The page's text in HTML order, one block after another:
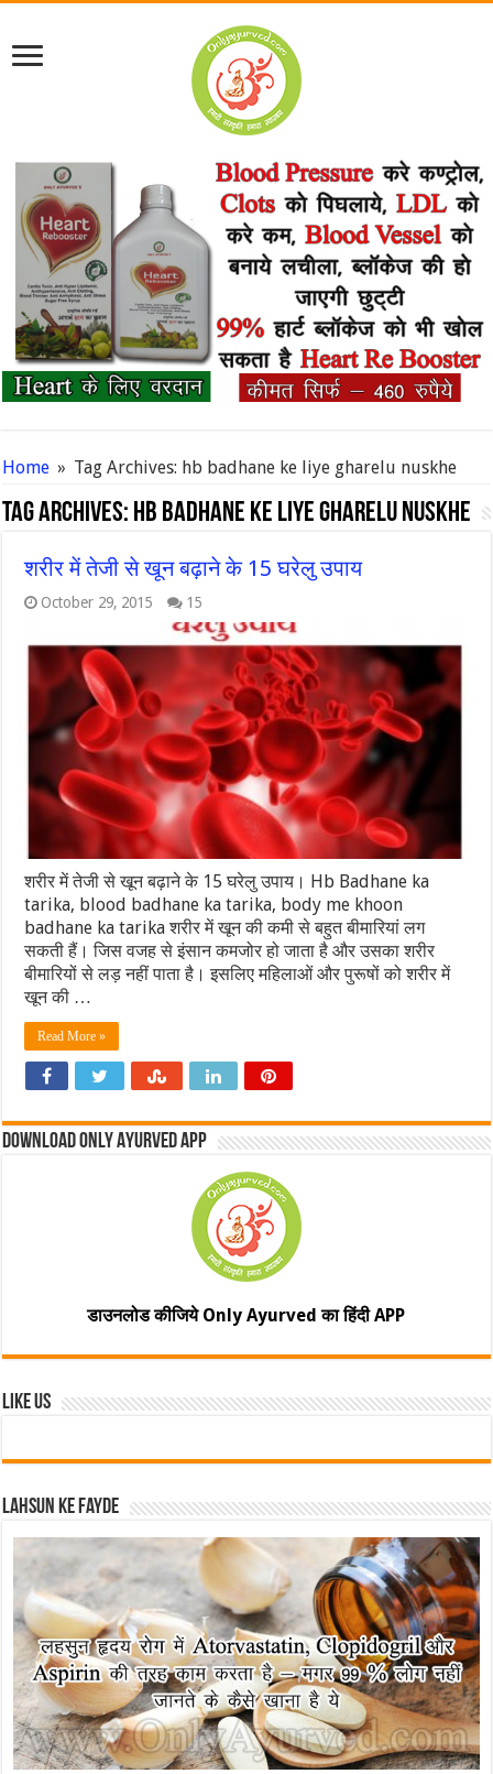
Home » Tag Archives: hb badhane ke liye gharelu nuskhe
Tag Archives: hb badhane ke liye gharelu nuskhe
शरीर में तेजी से खून बढ़ाने के 15 घरेलु उपाय
October 29, 2015 15
शरीर में तेजी से खून बढ़ाने के 15 घरेलु उपाय। Hb Badhane ka
tarika, blood badhane ka tarika, body me khoon
badhane ka tarika शरीर में खून की कमी से बहुत बीमारियां लग
सकती हैं। जिस वजह से इंसान कमजोर हो जाता है और उसका शरीर
बीमारियों से लड़ नहीं पाता है। इसलिए महिलाओं और पुरूषों को शरीर में
खून की …
Read More »
Download Only Ayurved App
डाउनलोड कीजिये Only Ayurved का हिंदी APP
Like Us
Lahsun ke fayde